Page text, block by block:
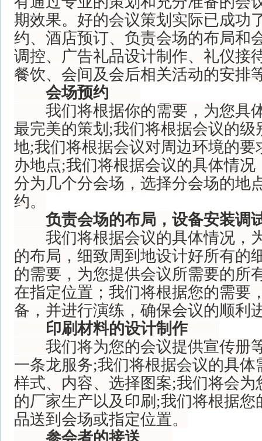
期效果。好的会议策划实际已成功
约、酒店预订、负责会场的布局和
调控、广告礼品设计制作、礼仪接
餐饮、会间及会后相关活动的安排
会场预约
我们将根据你的需要，为您具
最完美的策划;我们将根据会议的级
地;我们将根据会议对周边环境的要
办地点;我们将根据会议的具体情
分为几个分会场，选择分会场的地
约。
负责会场的布局，设备安装调
我们将根据会议的具体情况，
的布局，细致周到地设计好所有的
的需要，为您提供会议所需要的所
在指定位置；我们将根据您的需要
备，并进行演练，确保会议的顺利
印刷材料的设计制作
我们将为您的会议提供宣传册
一条龙服务;我们将根据会议的具
样式、内容、选择图案;我们将会为
的厂家生产以及印刷;我们将根据
品送到会场或指定位置。
参会者的接送